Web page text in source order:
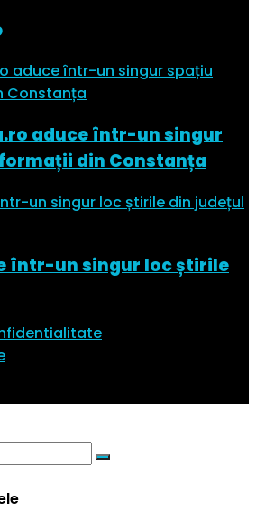
aduce într-un singur
din Constanța
într-un singur loc știrile